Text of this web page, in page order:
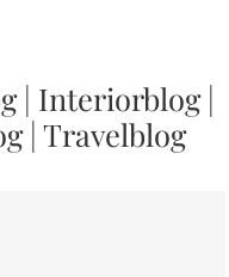
| Interiorblog|
| Travelblog